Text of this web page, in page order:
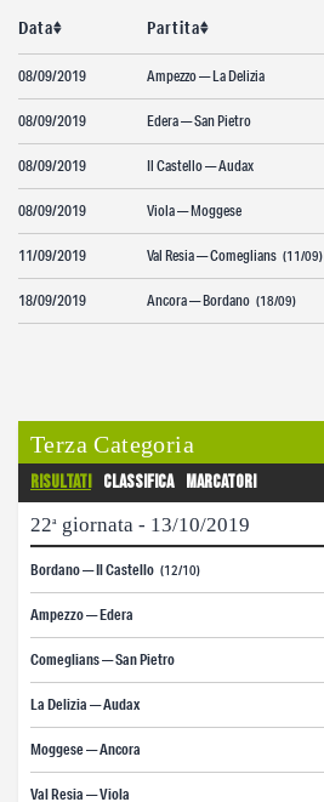
Partita Party
Campionato carnico
Coppa Carnia
Supercoppa
ERREA Cup
Squadre
Calendari
Albo d’oro
Partita Party
Data Partita
08/09/2019 Ampezzo — La Delizia
08/09/2019 Edera — San Pietro
08/09/2019 Il Castello — Audax
08/09/2019 Viola — Moggese
11/09/2019 Val Resia — Comeglians (11/09)
18/09/2019 Ancora — Bordano (18/09)
Terza Categoria
Risultati Classifica Marcatori
22a giornata - 13/10/2019
9 10 11 12 13 14 15
Bordano — Il Castello (12/10)
Ampezzo — Edera
Comeglians — San Pietro
La Delizia — Audax
Moggese — Ancora
Val Resia — Viola